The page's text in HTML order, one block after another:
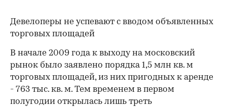
Девелоперы не успевают с вводом объявленных
торговых площадей
В начале 2009 года к выходу на московский
рынок было заявлено порядка 1,5 млн кв. м
торговых площадей, из них пригодных к аренде
- 763 тыс. кв. м. Тем временем в первом
полугодии открылась лишь треть